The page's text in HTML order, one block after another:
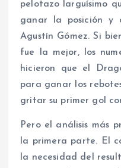
pelotazo larguísimo
ganar la posición y
Agustín Gómez. Si
fue la mejor, los
hicieron que el
para ganar los
gritar su primer gol
Pero el análisis más
la primera parte. El
la necesidad del